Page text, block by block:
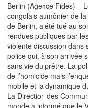
Berlin (Agence Fides) –
congolais aumônier de
de Berlin, a été tué au
rendues publiques par
violente discussion dans
police qui, à son arrivée
sans vie du prêtre. La
de l’homicide mais
mobile et la dynamique
La Direction des
monde a informé que le